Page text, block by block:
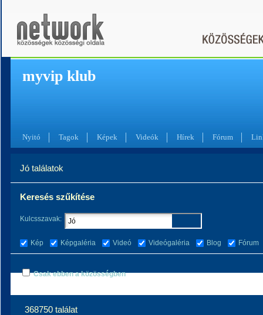
myvip klub
Nyitó Tagok Képek Videók Hírek Fórum
Jó találatok
Keresés szűkítése
Kulcsszavak:
Kép Képgaléria Videó Videógaléria Blog Fórum
Csak ebben a közösségben
368750 találat